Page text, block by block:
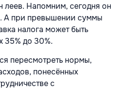
леев. Напомним, сегодня он
А при превышении суммы
налога может быть
35% до 30%.
пересмотреть нормы,
понесённых
с